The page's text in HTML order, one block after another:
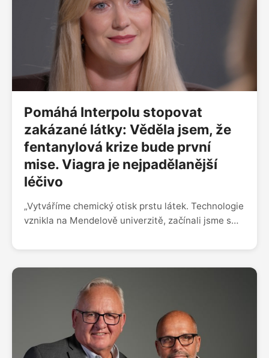
na Putin
Pomáhá Interpolu stopovat
zakázané látky: Věděla jsem, že
fentanylová krize bude první
mise. Viagra je nejpadělanější
léčivo
„Vytváříme chemický otisk prstu látek. Technologie
vznikla na Mendelově univerzitě, začínali jsme s
gumovými medvídky. Pak za námi přišla česká
látkami. Když nás vzali s sebou do Interpolu a viděli
jsme fentanylovou krizi, věděla jsem, že to bude
naše první mise,“ říká CEO a spoluzakladatelka
start-upu Lightly Monika Štěpánová. „Jako další
krok dávají smysl farma-trhy, dostala jsem
informaci, že v Číně se 50 % léčiv na rakovinu